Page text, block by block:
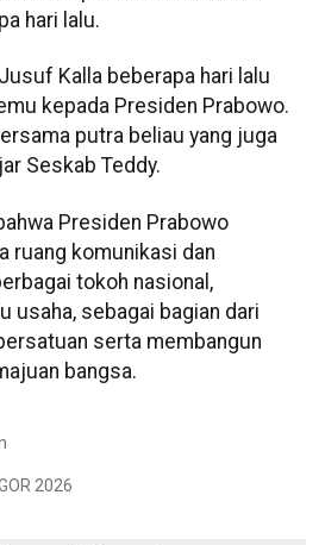
hari lalu.
Kalla beberapa hari lalu
kepada Presiden Prabowo.
putra beliau yang juga
Seskab Teddy.
Presiden Prabowo
ruang komunikasi dan
tokoh nasional,
usaha, sebagai bagian dari
serta membangun
bangsa.
2026